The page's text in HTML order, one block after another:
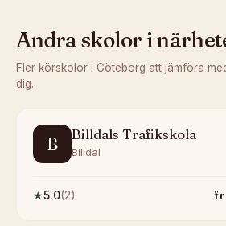
Andra skolor i
Fler körskolor i Göteborg att jämföra
dig.
B Billdals Trafikskola
Billdal
★5.0(2)